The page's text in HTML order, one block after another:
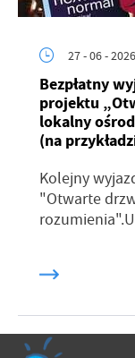
27 - 06 - 2026
Bezpłatny
projektu
lokalny
(na
Kolejny
"Otwarte